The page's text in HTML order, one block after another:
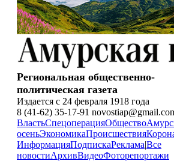
Региональная общественно-
политическая газета
Издается с 24 февраля 1918 года
8 (41-62) 35-17-91
ВластьСпецоперацияОбщество
осеньЭкономикаПроисшествия
ИнформацияПодпискаРеклама|Все
новостиАрхивВидеоФоторепортажи